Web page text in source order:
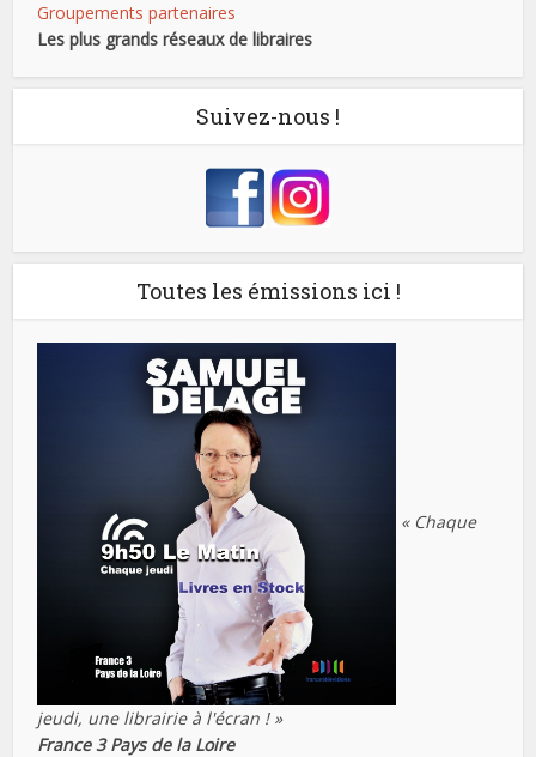
Groupements partenaires
Les plus grands réseaux de libraires
Suivez-nous !
Toutes les émissions ici !
« Chaque
jeudi, une librairie à l'écran ! »
France 3 Pays de la Loire